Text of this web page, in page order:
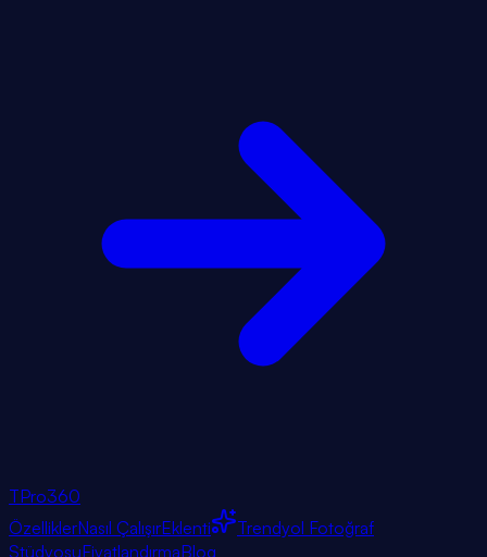
TPro360
ÖzelliklerNasıl ÇalışırEklenti
Trendyol Fotoğraf
StüdyosuFiyatlandırmaBlog